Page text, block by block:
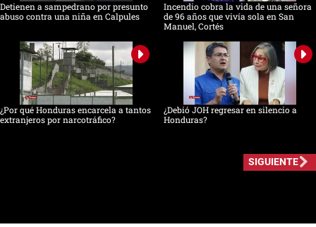
Detienen a sampedrano por presunto
abuso contra una niña en Calpules
Incendio cobra la vida de una señora
de 96 años que vivía sola en San
Manuel, Cortés
¿Por qué Honduras encarcela a tantos
extranjeros por narcotráfico?
¿Debió JOH regresar en silencio a
Honduras?
SIGUIENTE